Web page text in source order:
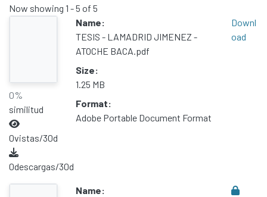
Now showing 1 - 5 of 5
0%
similitud
0vistas/30d
0descargas/30d
Name:
TESIS - LAMADRID JIMENEZ -
ATOCHE BACA.pdf
Size:
1.25 MB
Format:
Adobe Portable Document Format
Downl
oad
Name: